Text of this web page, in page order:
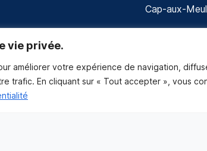
vie privée.
améliorer votre expérience de navigation,
trafic. En cliquant sur « Tout accepter », vous
Cap-aux-
Composez le